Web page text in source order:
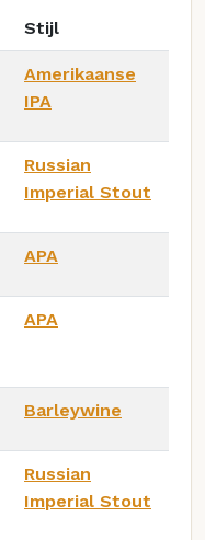
Stijl
Amerikaanse
IPA
Russian
Imperial Stout
APA
APA
Barleywine
Russian
Imperial Stout